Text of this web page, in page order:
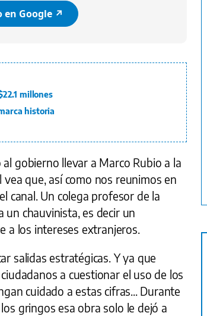
en Google ↗️
millones
historia
gobierno llevar a Marco Rubio a la
que, así como nos reunimos en
canal. Un colega profesor de la
un chauvinista, es decir un
a los intereses extranjeros.
salidas estratégicas. Y ya que
a cuestionar el uso de los
cuidado a estas cifras... Durante
gringos esa obra solo le dejó a